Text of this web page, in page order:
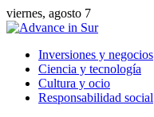
viernes, agosto 7
Inversiones y negocios
Ciencia y tecnología
Cultura y ocio
Responsabilidad social